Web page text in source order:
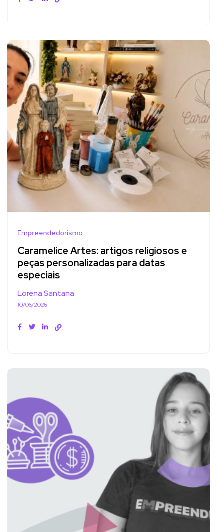
Empreendedorismo
Caramelice Artes: artigos religiosos e
peças personalizadas para datas
especiais
Lorena Santana
10/06/2026